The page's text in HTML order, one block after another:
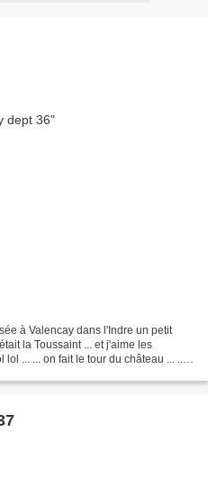
à Valencay dans l'Indre un petit
la Toussaint ... et j'aime les
... ... on fait le tour du château ... ...